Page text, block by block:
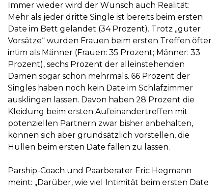
Immer wieder wird der Wunsch auch Realität:
Mehr als jeder dritte Single ist bereits beim ersten
Date im Bett gelandet (34 Prozent). Trotz „guter
Vorsätze“ wurden Frauen beim ersten Treffen öfter
intim als Männer (Frauen: 35 Prozent; Männer: 33
Prozent), sechs Prozent der alleinstehenden
Damen sogar schon mehrmals. 66 Prozent der
Singles haben noch kein Date im Schlafzimmer
ausklingen lassen. Davon haben 28 Prozent die
Kleidung beim ersten Aufeinandertreffen mit
potenziellen Partnern zwar bisher anbehalten,
können sich aber grundsätzlich vorstellen, die
Hüllen beim ersten Date fallen zu lassen.
Parship-Coach und Paarberater Eric Hegmann
meint: „Darüber, wie viel Intimität beim ersten Date